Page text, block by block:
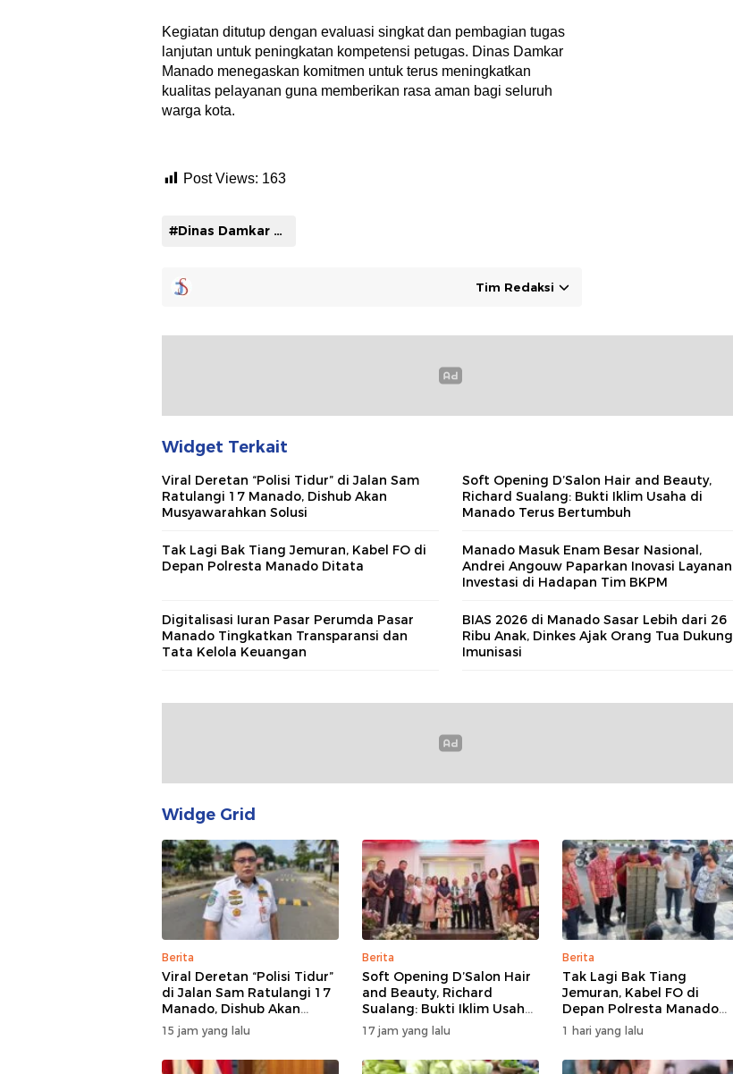
Kegiatan ditutup dengan evaluasi singkat dan pembagian tugas
lanjutan untuk peningkatan kompetensi petugas. Dinas Damkar
Manado menegaskan komitmen untuk terus meningkatkan
kualitas pelayanan guna memberikan rasa aman bagi seluruh
warga kota.
Post Views: 163
#Dinas Damkar Manado
Tim Redaksi
Widget Terkait
Viral Deretan “Polisi Tidur” di Jalan Sam
Ratulangi 17 Manado, Dishub Akan
Musyawarahkan Solusi
Soft Opening D’Salon Hair and Beauty,
Richard Sualang: Bukti Iklim Usaha di
Manado Terus Bertumbuh
Tak Lagi Bak Tiang Jemuran, Kabel FO di
Depan Polresta Manado Ditata
Manado Masuk Enam Besar Nasional,
Andrei Angouw Paparkan Inovasi Layanan
Investasi di Hadapan Tim BKPM
Digitalisasi Iuran Pasar Perumda Pasar
Manado Tingkatkan Transparansi dan
Tata Kelola Keuangan
BIAS 2026 di Manado Sasar Lebih dari 26
Ribu Anak, Dinkes Ajak Orang Tua Dukung
Imunisasi
Widge Grid
Berita
Viral Deretan “Polisi Tidur”
di Jalan Sam Ratulangi 17
Manado, Dishub Akan
Musyawarahkan Solusi
15 jam yang lalu
Berita
Soft Opening D’Salon Hair
and Beauty, Richard
Sualang: Bukti Iklim Usaha
di Manado Terus
Bertumbuh
17 jam yang lalu
Berita
Tak Lagi Bak Tiang
Jemuran, Kabel FO di
Depan Polresta Manado
Ditata
1 hari yang lalu